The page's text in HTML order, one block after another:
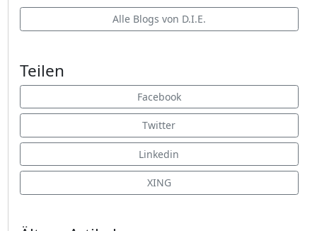
Alle Blogs von D.I.E.
Teilen
Facebook
Twitter
Linkedin
XING